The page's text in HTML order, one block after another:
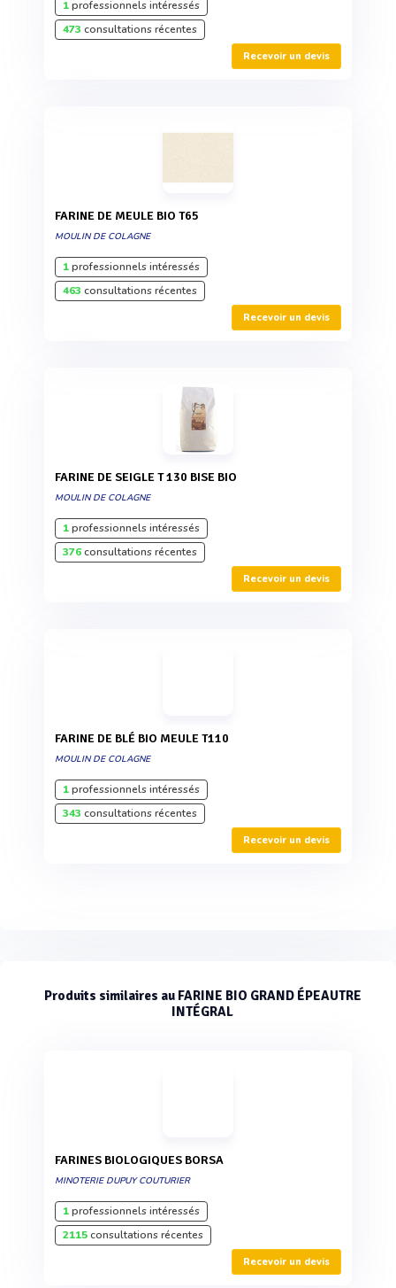
1professionnels intéressés
473 consultations récentes
Recevoir un devis
FARINE DE MEULE BIO T65
MOULIN DE COLAGNE
1professionnels intéressés
463 consultations récentes
Recevoir un devis
FARINE DE SEIGLE T 130 BISE BIO
MOULIN DE COLAGNE
1professionnels intéressés
376consultations récentes
Recevoir un devis
FARINE DE BLÉ BIO MEULE T110
MOULIN DE COLAGNE
1professionnels intéressés
343 consultations récentes
Recevoir un devis
Produits similaires au FARINE BIO GRAND ÉPEAUTRE
INTÉGRAL
FARINES BIOLOGIQUES BORSA
MINOTERIE DUPUY COUTURIER
1professionnels intéressés
2115consultations récentes
Recevoir un devis